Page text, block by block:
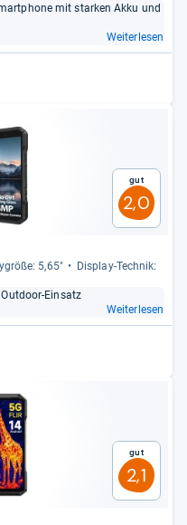
mit star­ken Akku und
Weiterlesen
Gut
2,0
5,65"
Dis­play-​Tech­nik:
​Ein­satz
Weiterlesen
Gut
2,1